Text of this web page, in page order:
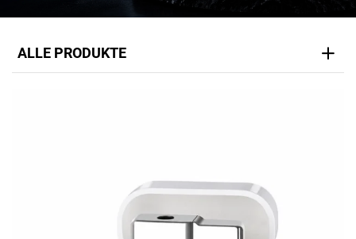
ALLE PRODUKTE